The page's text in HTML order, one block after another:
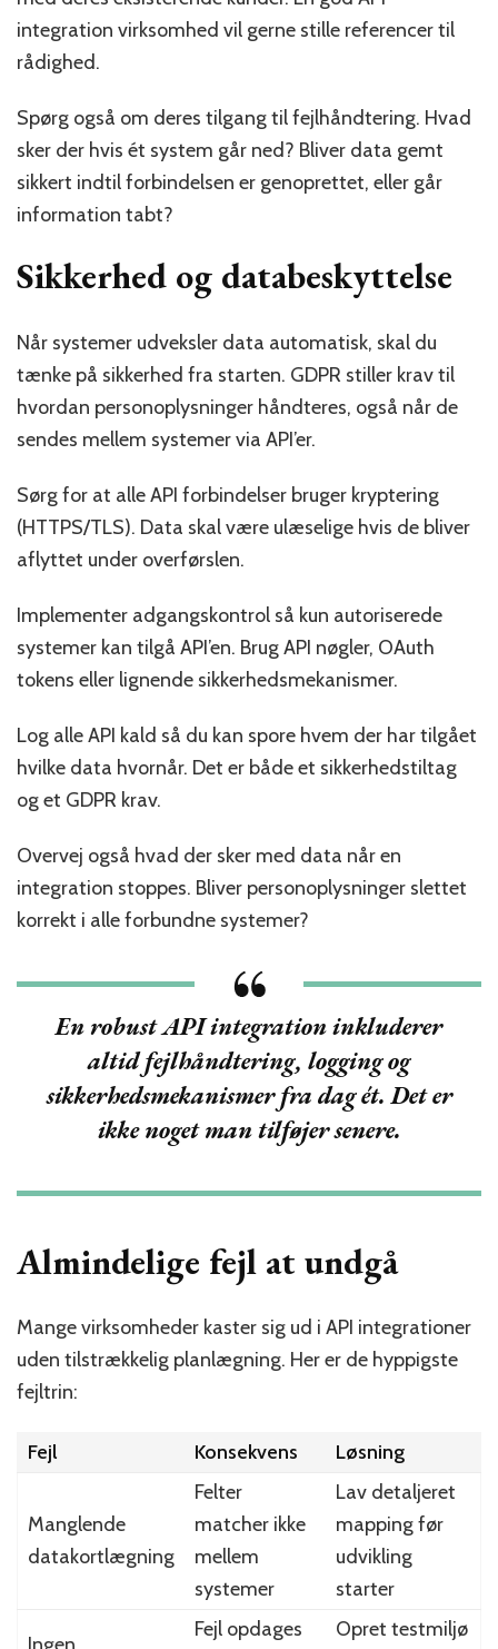
integration virksomhed vil gerne stille referencer til
rådighed.
Spørg også om deres tilgang til fejlhåndtering. Hvad
sker der hvis ét system går ned? Bliver data gemt
sikkert indtil forbindelsen er genoprettet, eller går
information tabt?
Sikkerhed og databeskyttelse
Når systemer udveksler data automatisk, skal du
tænke på sikkerhed fra starten. GDPR stiller krav til
hvordan personoplysninger håndteres, også når de
sendes mellem systemer via API’er.
Sørg for at alle API forbindelser bruger kryptering
(HTTPS/TLS). Data skal være ulæselige hvis de bliver
aflyttet under overførslen.
Implementer adgangskontrol så kun autoriserede
systemer kan tilgå API’en. Brug API nøgler, OAuth
tokens eller lignende sikkerhedsmekanismer.
Log alle API kald så du kan spore hvem der har tilgået
hvilke data hvornår. Det er både et sikkerhedstiltag
og et GDPR krav.
Overvej også hvad der sker med data når en
integration stoppes. Bliver personoplysninger slettet
korrekt i alle forbundne systemer?
En robust API integration inkluderer
altid fejlhåndtering, logging og
sikkerhedsmekanismer fra dag ét. Det er
ikke noget man tilføjer senere.
Almindelige fejl at undgå
Mange virksomheder kaster sig ud i API integrationer
uden tilstrækkelig planlægning. Her er de hyppigste
fejltrin:
Fejl Konsekvens Løsning
Manglende
datakortlægning
Felter
matcher ikke
mellem
systemer
Lav detaljeret
mapping før
udvikling
starter
Fejl opdages
Opret testmiljø